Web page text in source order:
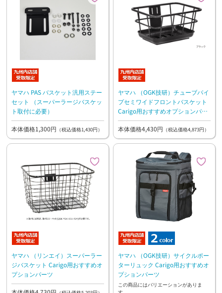
ヤマハ PAS バスケット汎用ステー
セット （スーパーラージバスケッ
ト取付に必要）
本体価格1,300円 （税込価格1,430円）
ヤマハ （OGK技研）チューブパイ
プセミワイドフロントバスケット
Carigo用おすすめオプションパー
ツ
本体価格4,430円 （税込価格4,873円）
ヤマハ （リンエイ）スーパーラー
ジバスケット Carigo用おすすめオ
プションパーツ
ヤマハ （OGK技研）サイクルポー
ターリュック Carigo用おすすめオ
プションパーツ
この商品にはバリエーションがありま